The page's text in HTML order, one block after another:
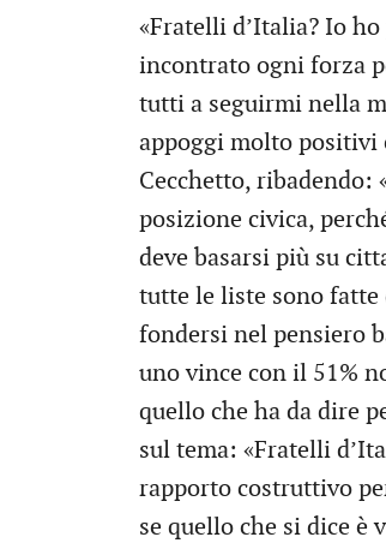
«Fratelli d’Italia? Io
incontrato ogni forza
tutti a seguirmi nella
appoggi molto positivi
Cecchetto, ribadendo:
posizione civica,
deve basarsi più su
tutte le liste sono fatte
fondersi nel pensiero
uno vince con il 51%
quello che ha da dire
sul tema: «Fratelli
rapporto costruttivo
se quello che si dice è